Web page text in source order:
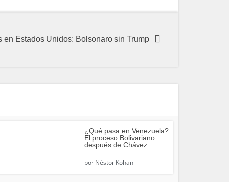
en Estados Unidos: Bolsonaro sin Trump
¿Qué pasa en Venezuela?
El proceso Bolivariano
después de Chávez
por Néstor Kohan